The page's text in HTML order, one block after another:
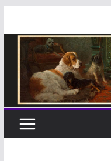
содержимому